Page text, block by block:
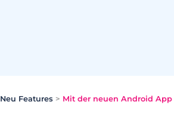
Neu Features > Mit der neuen Android App